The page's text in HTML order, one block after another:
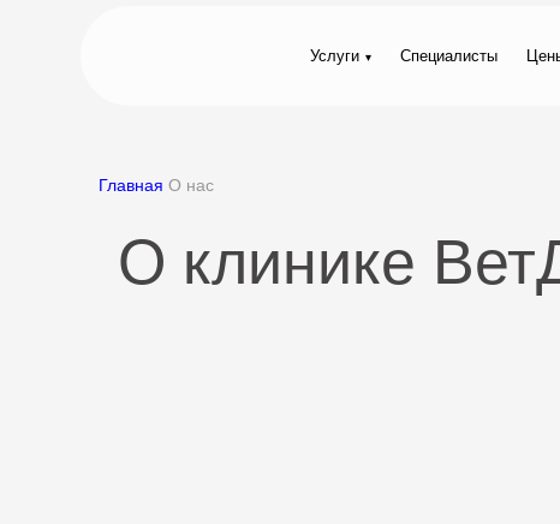
Услуги Специалисты
Главная О нас
О клинике